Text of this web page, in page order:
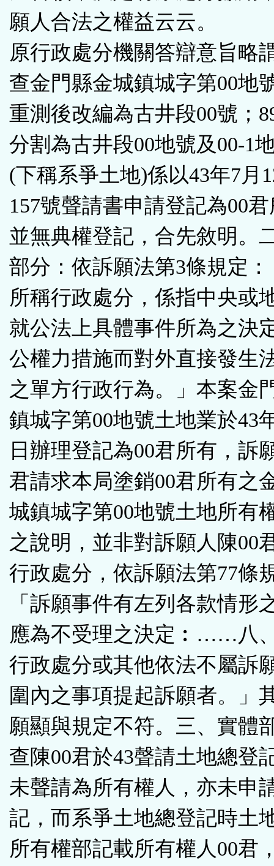
願人合法之權益云云。
原行政處分機關答辯意旨略
查金門縣金城鎮城字第00地
重測後改編為古井段00號；
分割為古井段00地號及00-1
(下稱系爭土地)係以43年7月
157號聲請書申請登記為00
並無典權登記，合先敘明。
部分：依訴願法第3條規定
所稱行政處分，係指中央或
就公法上具體事件所為之決
公權力措施而對外直接發生
之單方行政行為。」本案金
鎮城字第00地號土地業於43
日辦理登記為00君所有，訴
君請求本局塗銷00君所有之
城鎮城字第00地號土地所有
之說明，並非對訴願人陳00
行政處分，依訴願法第77條
「訴願事件有左列各款情形
應為不受理之決定︰……八
行政處分或其他依法不屬訴
圍內之事項提起訴願者。」
願顯與規定不符。三、實體
查陳00君於43聲請土地總登
未聲請為所有權人，亦未申
記，而系爭土地總登記時土
所有權部記載所有權人00君